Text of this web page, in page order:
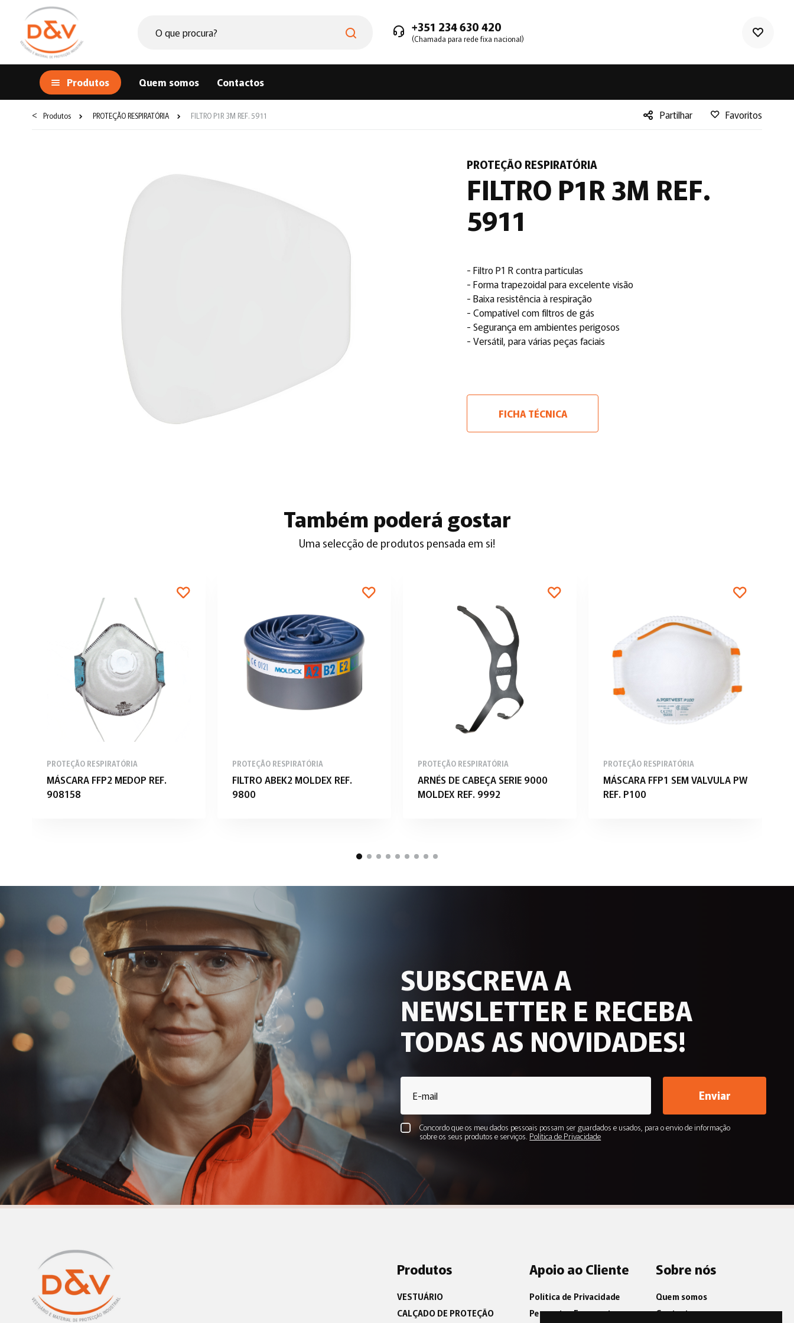
+351 234 630 420
(Chamada para rede fixa nacional)
Produtos Quem somos Contactos
< Produtos PROTEÇÃO RESPIRATÓRIA FILTRO P1R 3M REF. 5911
Partilhar
Favoritos
PROTEÇÃO RESPIRATÓRIA
FILTRO P1R 3M REF.
5911
- Filtro P1 R contra partículas
- Forma trapezoidal para excelente visão
- Baixa resistência à respiração
- Compatível com filtros de gás
- Segurança em ambientes perigosos
- Versátil, para várias peças faciais
FICHA TÉCNICA
Também poderá gostar
Uma selecção de produtos pensada em si!
PROTEÇÃO RESPIRATÓRIA
MÁSCARA FFP2 MEDOP REF.
908158
PROTEÇÃO RESPIRATÓRIA
FILTRO ABEK2 MOLDEX REF.
9800
PROTEÇÃO RESPIRATÓRIA
ARNÉS DE CABEÇA SERIE 9000
MOLDEX REF. 9992
PROTEÇÃO RESPIRATÓRIA
MÁSCARA FFP1 SEM VALVULA PW
REF. P100
SUBSCREVA A
NEWSLETTER E RECEBA
TODAS AS NOVIDADES!
Concordo que os meu dados pessoais possam ser guardados e usados, para o envio de informação
sobre os seus produtos e serviços. Política de Privacidade
Enviar
Produtos
VESTUÁRIO
CALÇADO DE PROTEÇÃO
Apoio ao Cliente
Política de Privacidade
Perguntas Frequentes
Sobre nós
Quem somos
Contactos